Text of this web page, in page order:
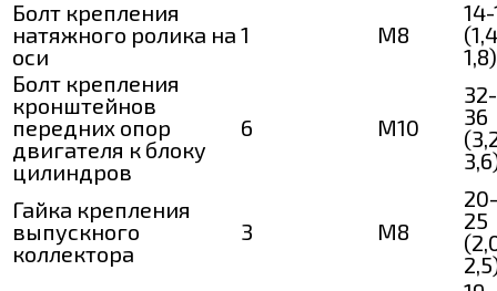
Болт крепления
натяжного ролика на
оси
1 М8
1,8)
Болт крепления
кронштейнов
передних опор
двигателя к блоку
цилиндров
6 M10
32-
36
Гайка крепления
выпускного
коллектора
3 М8
20-
25